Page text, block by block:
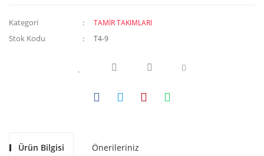
Kategori TAMİR TAKIMLARI
Stok Kodu T4-9
Ürün Bilgisi Önerileriniz